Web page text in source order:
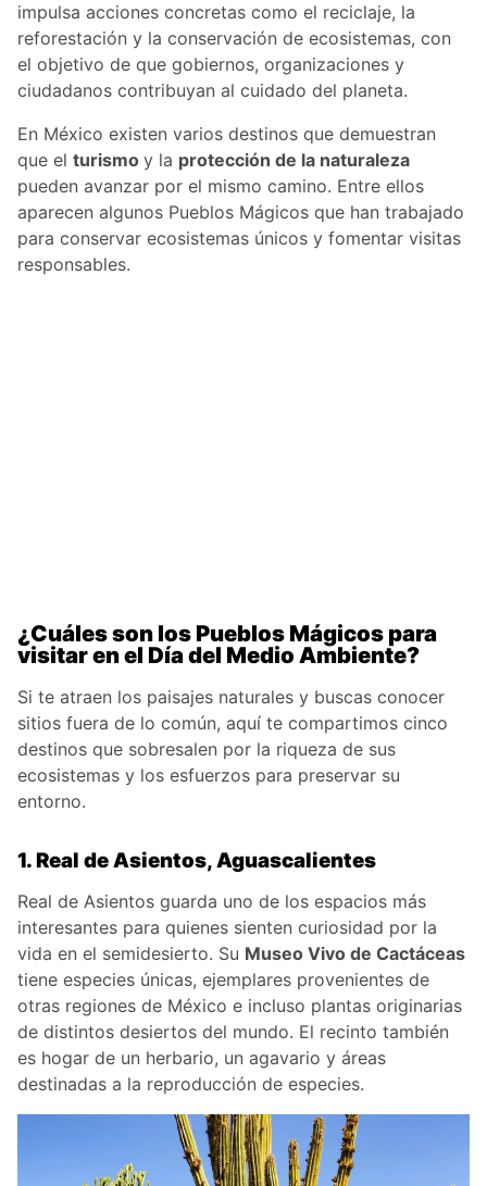
impulsa acciones concretas como el reciclaje, la
reforestación y la conservación de ecosistemas, con
el objetivo de que gobiernos, organizaciones y
ciudadanos contribuyan al cuidado del planeta.
En México existen varios destinos que demuestran
que el turismo y la protección de la naturaleza
pueden avanzar por el mismo camino. Entre ellos
aparecen algunos Pueblos Mágicos que han trabajado
para conservar ecosistemas únicos y fomentar visitas
responsables.
¿Cuáles son los Pueblos Mágicos para
visitar en el Día del Medio Ambiente?
Si te atraen los paisajes naturales y buscas conocer
sitios fuera de lo común, aquí te compartimos cinco
destinos que sobresalen por la riqueza de sus
ecosistemas y los esfuerzos para preservar su
entorno.
1. Real de Asientos, Aguascalientes
Real de Asientos guarda uno de los espacios más
interesantes para quienes sienten curiosidad por la
vida en el semidesierto. Su Museo Vivo de Cactáceas
tiene especies únicas, ejemplares provenientes de
otras regiones de México e incluso plantas originarias
de distintos desiertos del mundo. El recinto también
es hogar de un herbario, un agavario y áreas
destinadas a la reproducción de especies.